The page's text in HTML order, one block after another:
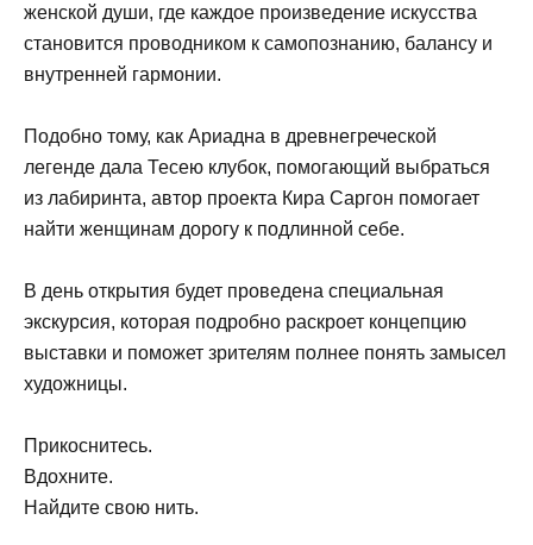
женской души, где каждое произведение искусства
становится проводником к самопознанию, балансу и
внутренней гармонии.
Подобно тому, как Ариадна в древнегреческой
легенде дала Тесею клубок, помогающий выбраться
из лабиринта, автор проекта Кира Саргон помогает
найти женщинам дорогу к подлинной себе.
В день открытия будет проведена специальная
экскурсия, которая подробно раскроет концепцию
выставки и поможет зрителям полнее понять замысел
художницы.
Прикоснитесь.
Вдохните.
Найдите свою нить.